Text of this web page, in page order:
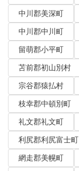
中川郡美深町
中川郡中川町
留萌郡小平町
苫前郡初山別村
宗谷郡猿払村
枝幸郡中頓別町
礼文郡礼文町
利尻郡利尻富士町
網走郡美幌町